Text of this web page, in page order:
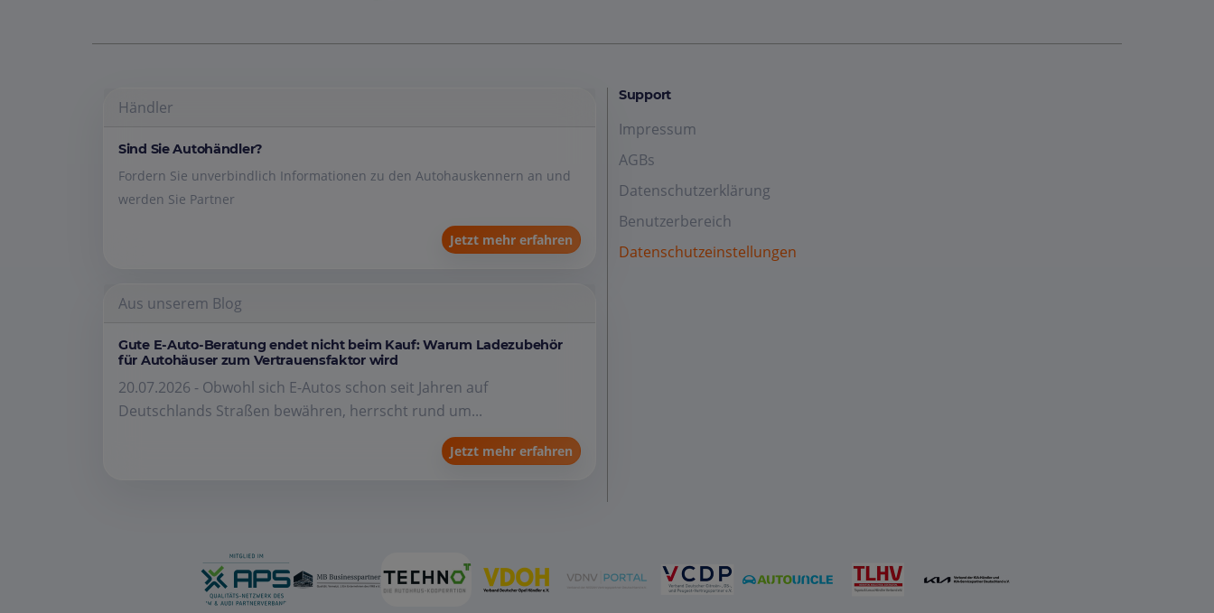
Händler
Sind Sie Autohändler?
Fordern Sie unverbindlich Informationen zu den Autohauskennern an und
werden Sie Partner
Jetzt mehr erfahren
Aus unserem Blog
Gute E-Auto-Beratung endet nicht beim Kauf: Warum Ladezubehör
für Autohäuser zum Vertrauensfaktor wird
20.07.2026 - Obwohl sich E-Autos schon seit Jahren auf
Deutschlands Straßen bewähren, herrscht rund um...
Jetzt mehr erfahren
Support
Impressum
AGBs
Datenschutzerklärung
Benutzerbereich
Datenschutzeinstellungen